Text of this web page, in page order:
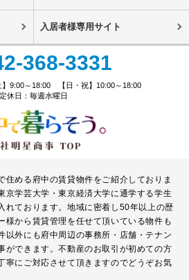
入居者様専用サイト
368-3331
】9:00～18:00 【日・祝】10:00～18:00
定休日：毎週水曜日
住める府中の賃貸物件をご紹介しておりま
京学芸大学・東京経済大学に通学する学生
れております。地域に密着し50年以上の歴
様から賃貸管理を任せて頂いている物件も
以外にも府中周辺の事務所・店舗・テナン
ができます。不動産のお取引が初めての方
寧にご対応させて頂きますのでどうぞお気